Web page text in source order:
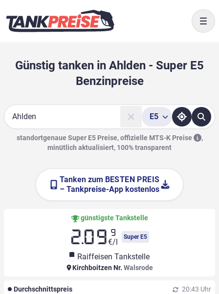
Günstig tanken in Ahlden - Super E5
Benzinpreise
Suche
E5
standortgenaue Super E5 Preise, offizielle MTS-K Preise
,
minütlich aktualisiert, 100% transparent
Tanken zum BESTEN PREIS
– Tankpreise-App kostenlos
günstigste Tankstelle
2.09 9
€/l
Super E5
Raiffeisen Tankstelle
Kirchboitzen Nr. Walsrode
Durchschnittspreis 20:43 Uhr